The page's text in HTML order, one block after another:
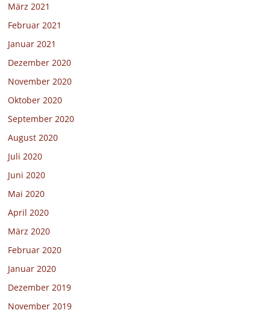
März 2021
Februar 2021
Januar 2021
Dezember 2020
November 2020
Oktober 2020
September 2020
August 2020
Juli 2020
Juni 2020
Mai 2020
April 2020
März 2020
Februar 2020
Januar 2020
Dezember 2019
November 2019